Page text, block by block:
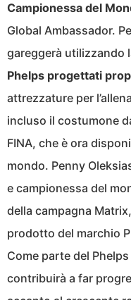
Campionessa del
Global Ambassador.
gareggerà utilizzando
Phelps progettati
attrezzature per
incluso il costumone
FINA, che è ora
mondo. Penny
e campionessa del
della campagna
prodotto del marchio
Come parte del
contribuirà a far